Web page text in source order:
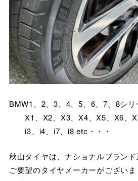
BMW1、2、3、4、5、6、7、8シリ
X1、X2、X3、X4、X5、X6、
i3、i4、i7、i8 etc・・・
秋山タイヤは、ナショナルブラ
ご要望のタイヤメーカーがござい